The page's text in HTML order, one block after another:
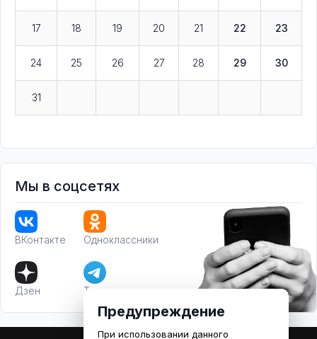
17 18 19 20 21 22 23
24 25 26 27 28 29 30
31
Мы в соцсетях
ВКонтакте Одноклассники
Дзен Телеграм
Предупреждение
При использовании данного